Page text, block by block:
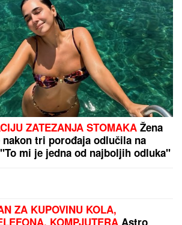
560.000 EVRA KAO JEMSTVO
Želi da se brani sa slobode:
to uradio za mene", ovo su svi